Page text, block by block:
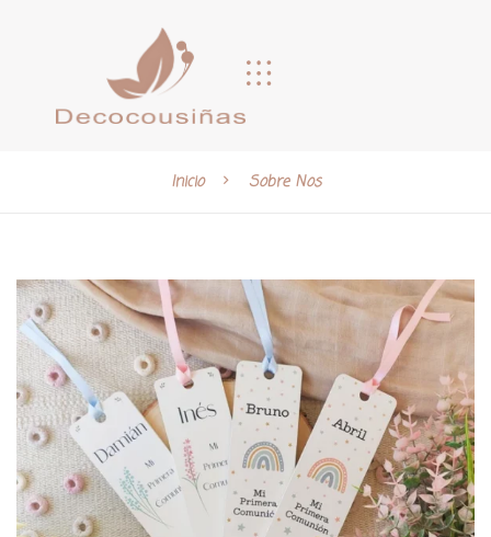
Inicio Sobre Nos